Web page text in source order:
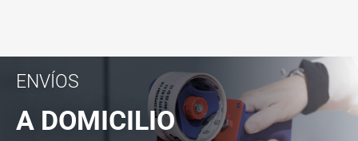
ENVÍOS
A DOMICILIO